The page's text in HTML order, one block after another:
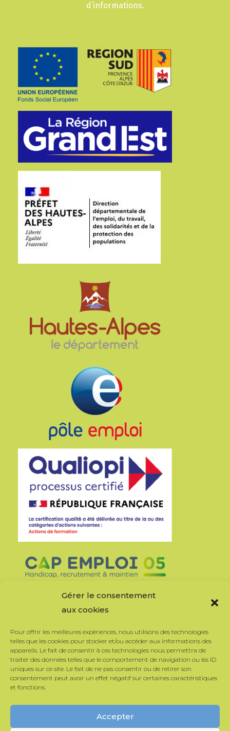
Gérer le consentement
aux cookies
Pour offrir les meilleures expériences, nous utilisons des technologies
telles que les cookies pour stocker et/ou accéder aux informations des
appareils. Le fait de consentir à ces technologies nous permettra de
traiter des données telles que le comportement de navigation ou les ID
uniques sur ce site. Le fait de ne pas consentir ou de retirer son
consentement peut avoir un effet négatif sur certaines caractéristiques
et fonctions.
Accepter
d’informations.